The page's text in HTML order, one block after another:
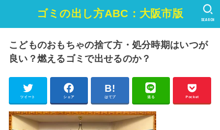
ゴミの出し方ABC：大阪市版 SEARCH
こどものおもちゃの捨て方・処分時期はいつが
良い？燃えるゴミで出せるのか？
ツイート シェア はてブ 送る Pocket